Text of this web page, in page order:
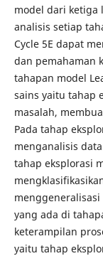
model dari ketiga
analisis setiap
Cycle 5E dapat
dan pemahaman
tahapan model
sains yaitu tahap
masalah,
Pada tahap
menganalisis
tahap eksplorasi
yang ada di
keterampilan
yaitu tahap